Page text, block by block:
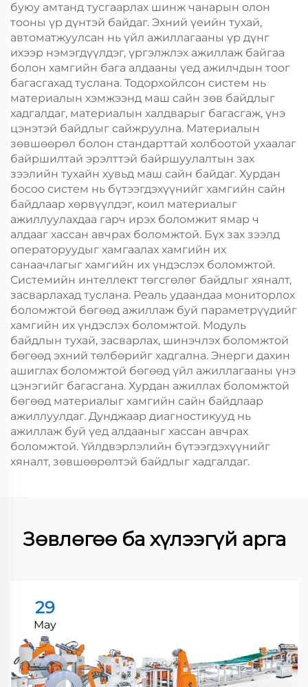
буюу амтанд тусгаарлах шинж чанарын олон
тооны үр дүнтэй байдаг. Эхний үеийн тухай,
автоматжуулсан нь үйл ажиллагааны үр дүнг
ихээр нэмэгдүүлдэг, үргэлжлэх ажиллаж байгаа
болон хамгийн бага алдааны үед ажилчдын тоог
багасгахад туслана. Тодорхойлсон систем нь
материалын хэмжээнд маш сайн зөв байдлыг
хадгалдаг, материалын халдварыг багасгаж, үнэ
цэнэтэй байдлыг сайжруулна. Материалын
зөвшөөрөл болон стандарттай холбоотой ухаалаг
байршилтай эрэлттэй байршуулалтын зах
зээлийн тухайн хувьд маш сайн байдаг. Хурдан
босоо систем нь бүтээгдэхүүнийг хамгийн сайн
байдлаар хөрвүүлдэг, коил материалыг
ажиллуулахдаа гарч ирэх боломжит ямар ч
алдааг хассан авчрах боломжтой. Бүх зах зээлд
операторуудыг хамгаалах хамгийн их
санаачлагыг хамгийн их үндэслэх боломжтой.
Системийн интеллект төгсгөлөг байдлыг хяналт,
засварлахад туслана. Реаль удаандаа мониторлох
боломжтой бөгөөд ажиллаж буй параметрүүдийг
хамгийн их үндэслэх боломжтой. Модуль
байдлын тухай, засварлах, шинэчлэх боломжтой
бөгөөд эхний төлбөрийг хадгална. Энерги дахин
ашиглах боломжтой бөгөөд үйл ажиллагааны үнэ
цэнэгийг багасгана. Хурдан ажиллах боломжтой
бөгөөд материалыг хамгийн сайн байдлаар
ажиллуулдаг. Дунджаар диагностикууд нь
ажиллаж буй үед алдааныг хассан авчрах
боломжтой. Үйлдвэрлэлийн бүтээгдэхүүнийг
хяналт, зөвшөөрөлтэй байдлыг хадгалдаг.
Зөвлөгөө ба хүлээгүй арга
29
May